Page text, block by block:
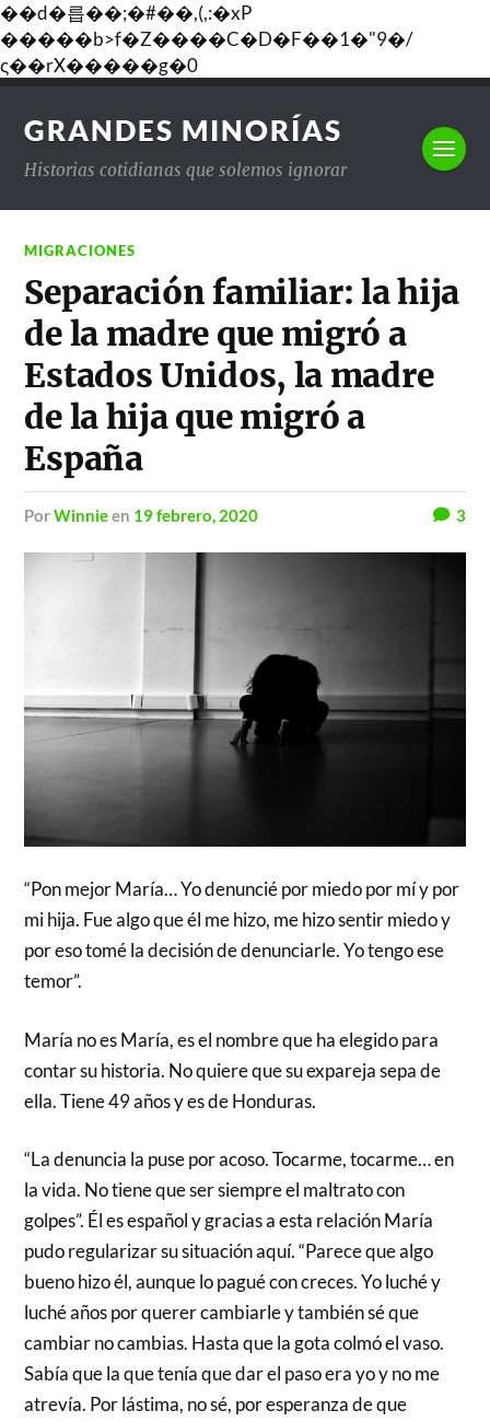
��d�릅��;�#��,(,:�xP
�����b>f�Z����C�D�F��1�"9�/
ς��rX�����g�0
GRANDES MINORÍAS
Historias cotidianas que solemos ignorar
MIGRACIONES
Separación familiar: la hija
de la madre que migró a
Estados Unidos, la madre
de la hija que migró a
España
porWinnieen 19 febrero, 2020 3
“Pon mejor María… Yo denuncié por miedo por mí y por
mi hija. Fue algo que él me hizo, me hizo sentir miedo y
por eso tomé la decisión de denunciarle. Yo tengo ese
temor”.
María no es María, es el nombre que ha elegido para
contar su historia. No quiere que su expareja sepa de
ella. Tiene 49 años y es de Honduras.
“La denuncia la puse por acoso. Tocarme, tocarme… en
la vida. No tiene que ser siempre el maltrato con
golpes”. Él es español y gracias a esta relación María
pudo regularizar su situación aquí. “Parece que algo
bueno hizo él, aunque lo pagué con creces. Yo luché y
luché años por querer cambiarle y también sé que
cambiar no cambias. Hasta que la gota colmó el vaso.
Sabía que la que tenía que dar el paso era yo y no me
atrevía. Por lástima, no sé, por esperanza de que